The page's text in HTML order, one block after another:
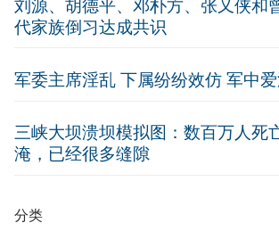
刘源、胡德平、邓朴方、张又侠和
代家族倒习达成共识
军委主席淫乱 下属纷纷效仿 军中
三峡大坝溃坝模拟图：数百万人死
淹，已经很多缝隙
分类